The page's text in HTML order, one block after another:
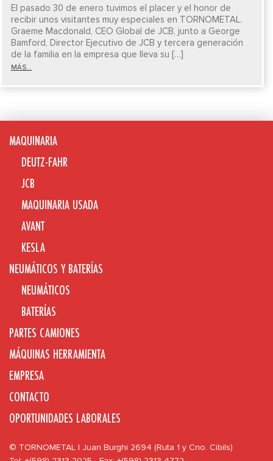
El pasado 30 de enero tuvimos el placer y el honor de
recibir unos visitantes muy especiales en TORNOMETAL.
Graeme Macdonald, CEO Global de JCB, junto a George
Bamford, Director Ejecutivo de JCB y tercera generación
de la familia en la empresa que lleva su […]
MÁS...
MAQUINARIA
DEUTZ-FAHR
JCB
MAQUINARIA USADA
AVANT
KESLA
NEUMÁTICOS Y BATERÍAS
NEUMÁTICOS
BATERÍAS
PARTES CAMIONES
MÁQUINAS HERRAMIENTA
EMPRESA
CONTACTO
OPORTUNIDADES LABORALES
© TORNOMETAL | Juan Burghi 2694 (Ruta 1 y Cno. Cibils)